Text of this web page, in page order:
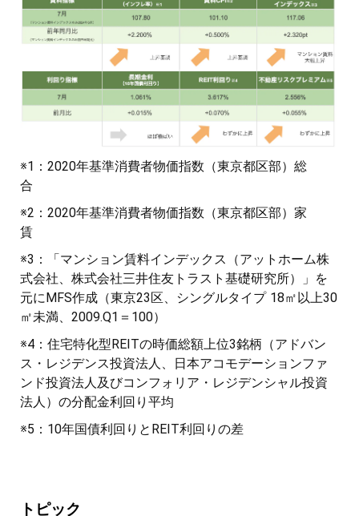
※1：2020年基準消費者物価指数（東京都区部）総
合
※2：2020年基準消費者物価指数（東京都区部）家
賃
※3：「マンション賃料インデックス（アットホーム株
式会社、株式会社三井住友トラスト基礎研究所）」を
元にMFS作成（東京23区、シングルタイプ 18㎡以上30
㎡未満、2009.Q1＝100）
※4：住宅特化型REITの時価総額上位3銘柄（アドバン
ス・レジデンス投資法人、日本アコモデーションファ
ンド投資法人及びコンフォリア・レジデンシャル投資
法人）の分配金利回り平均
※5：10年国債利回りとREIT利回りの差
トピック